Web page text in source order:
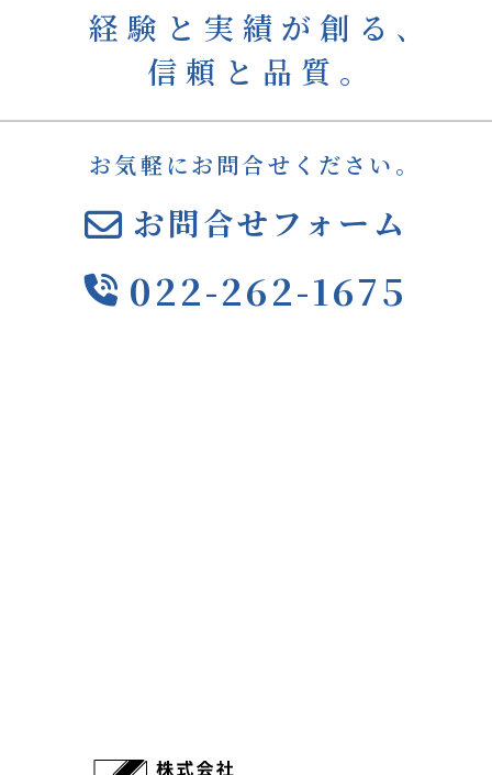
経験と実績が創る､
信頼と品質｡
お気軽にお問合せください。
お問合せフォーム
022-262-1675